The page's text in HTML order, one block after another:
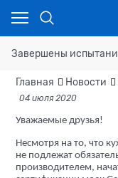
Завершены
Главная Новости
04 июля 2020
Уважаемые друзья!
Несмотря на то, что
не подлежат
производителем,